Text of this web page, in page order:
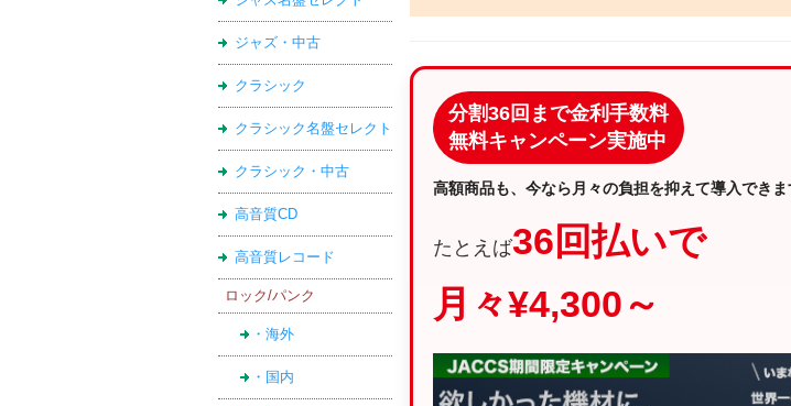
ジャズ・中古
クラシック
クラシック名盤セレクト
クラシック・中古
高音質CD
高音質レコード
ロック/パンク
・海外
・国内
分割36回まで金利手数料
無料キャンペーン実施中
高額商品も、今なら月々の負担を抑えて導入でき
たとえば36回払いで
月々¥4,300～